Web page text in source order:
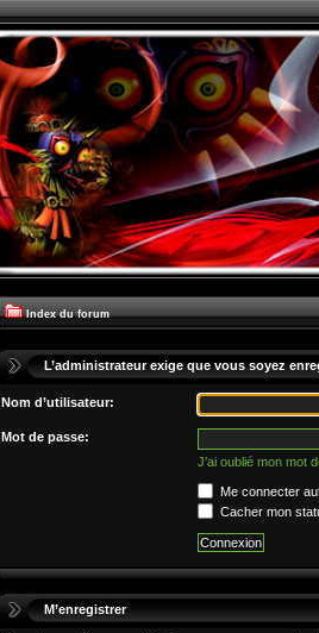
Index du forum
L’administrateur exige que vous soyez
Nom d’utilisateur:
Mot de passe:
J’ai oublié mon mot
Me connecter
Cacher mon
M’enregistrer